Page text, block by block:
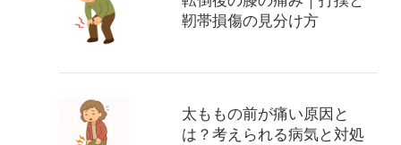
靭帯損傷の見分け方
太ももの前が痛い原因と
は？考えられる病気と対処